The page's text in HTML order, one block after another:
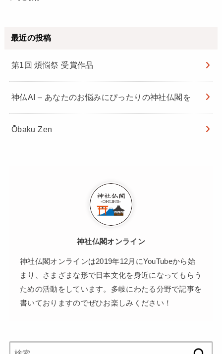
最近の投稿
第1回 煩悩祭 受賞作品
神仏AI – あなたのお悩みにぴったりの神社仏閣を
Ōbaku Zen
神社仏閣オンライン
神社仏閣オンラインは2019年12月にYouTubeから始
まり、さまざまな形で日本文化を身近になってもらう
ための活動をしています。多岐にわたる分野で記事を
書いておりますのでぜひお楽しみください！